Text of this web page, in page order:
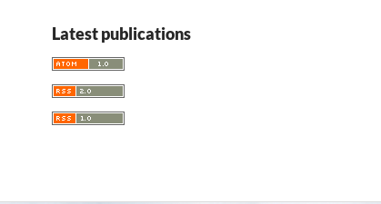
Latest publications